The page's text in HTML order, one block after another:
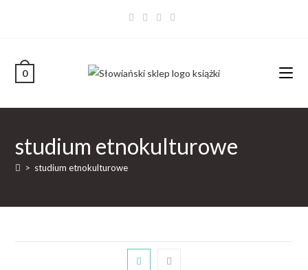
0
studium etnokulturowe
> studium etnokulturowe